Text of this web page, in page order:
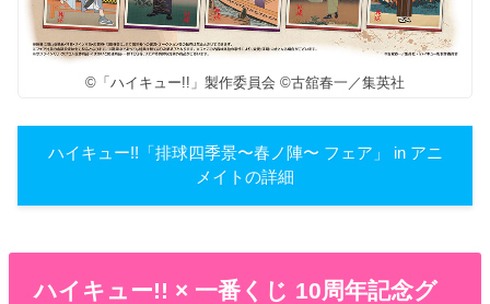
©「ハイキュー!!」製作委員会 ©古舘春一／集英社
ハイキュー!!「排球四季景〜春ノ陣〜 フェア」 in アニ
メイトの詳細
ハイキュー!! × 一番くじ 10周年記念グ